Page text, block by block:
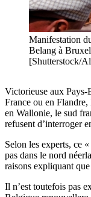
Manifestation
Belang à
[Shutterstock/
Victorieuse aux Pays-
France ou en Flandre,
en Wallonie, le sud
refusent d’interroger
Selon les experts, ce
pas dans le nord
raisons expliquant
Il n’est toutefois pas